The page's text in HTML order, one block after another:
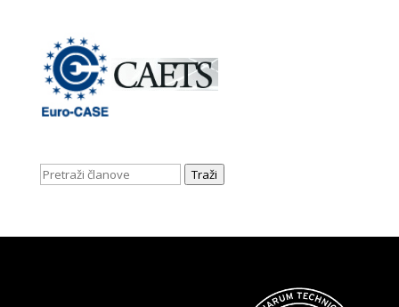
Traži